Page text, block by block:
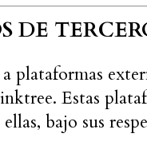
DE
plataformas
Estas
bajo sus